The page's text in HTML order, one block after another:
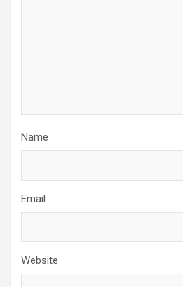
Name
Email
Website